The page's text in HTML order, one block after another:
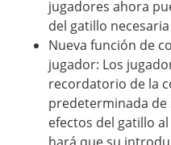
jugadores ahora
del gatillo
Nueva función de
jugador: Los
recordatorio de la
predeterminada
efectos del gatillo
hará que su